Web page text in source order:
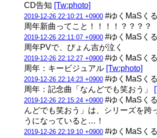
CD告知 [Tw:photo]
2019-12-26 22:10:21 +0900 #ゆくMaSく
周年新曲ってこと！！！！？？？？
2019-12-26 22:11:07 +0900 #ゆくMaSく
周年PVで、ぴょん吉が泣く
2019-12-26 22:12:27 +0900 #ゆくMaSく
周年：キービジュアル [Tw:photo]
2019-12-26 22:14:23 +0900 #ゆくMaSく
周年：記念曲「なんどでも笑おう」
2019-12-26 22:15:24 +0900 #ゆくMaSく
んどでも笑おう」は、シリーズを跨
うになっていると…！
2019-12-26 22:19:10 +0900 #ゆくMaSく